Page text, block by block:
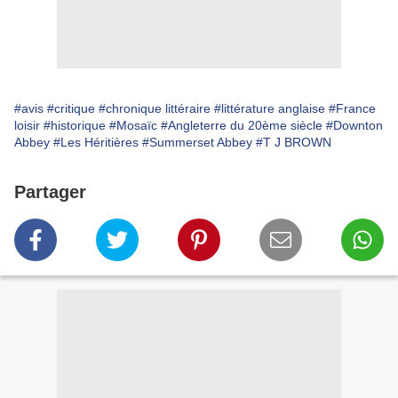
#avis #critique #chronique littéraire #littérature anglaise #France
loisir #historique #Mosaïc #Angleterre du 20ème siècle #Downton
Abbey #Les Héritières #Summerset Abbey #T J BROWN
Partager